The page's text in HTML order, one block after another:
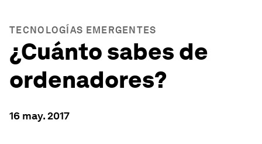
TECNOLOGÍAS EMERGENTES
¿Cuánto sabes de
ordenadores?
16 may. 2017